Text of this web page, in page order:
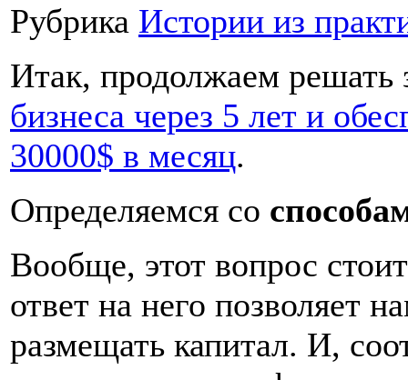
Рубрика Истории из
Итак, продолжаем решать
бизнеса через 5 лет и
30000$ в месяц.
Определяемся со
Вообще, этот вопрос
ответ на него позволяет
размещать капитал. И,